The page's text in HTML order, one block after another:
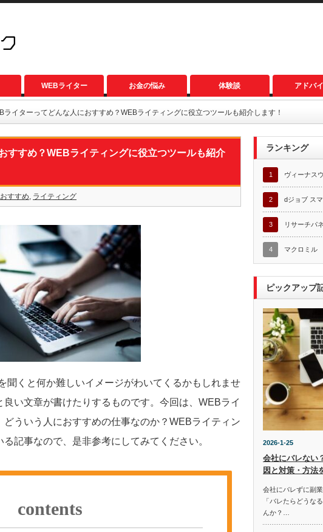
WEBライター お金の悩み 体験談 アドバ
ライターってどんな人におすすめ？WEBライティングに役立つツールも紹介します！
すすめ？WEBライティングに役立つツールも紹介
おすすめ, ライティング
聞くと何か難しいイメージがわいてくるかもしれませ
い文章が書けたりするものです。今回は、WEBライ
ういう人におすすめの仕事なのか？WEBライティン
記事なので、是非参考にしてみてください。
contents
ランキング
1 ヴィーナス
2 dジョブ ス
3 リサーチパ
4 マクロミル
ピックアップ
2026-1-25
会社にバレない
因と対策・方法
会社にバレずに副
「バレたらどうな
んか？…